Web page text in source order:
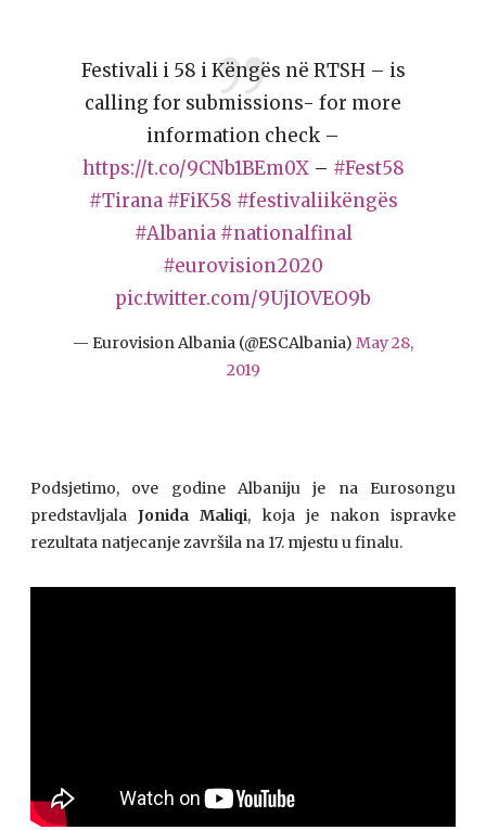
Festivali i 58 i Këngës në RTSH – is
calling for submissions- for more
information check –
https://t.co/9CNb1BEm0X– #Fest58
#Tirana #FiK58 #festivaliikëngës
#Albania #nationalfinal
#eurovision2020
pic.twitter.com/9UjIOVEO9b
— Eurovision Albania (@ESCAlbania) May 28,
2019
Podsjetimo, ove godine Albaniju je na Eurosongu
predstavljalaJonida Maliqi, koja je nakon ispravke
rezultata natjecanje završila na 17. mjestu u finalu.